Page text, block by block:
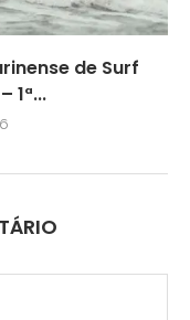
de Surf
1ª...